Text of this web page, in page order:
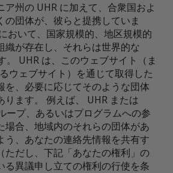
ア州の UHR に加えて、合衆国およ
の団体が、彼らと提携していま
おいて、国家規模的、地区規模的
織が存在し、それらは世界的な
。 UHR は、このウェブサイト（ま
ウェブサイト）を通じて取得した
を、必要に応じてそのような団体
ります。 例えば、 UHR または
ープ、あるいはプログラムへの参
場合、地域内のそれらの団体があ
う、あなたの連絡先情報を共有す
ただし、下記「あなたの権利」の
る異議申し立ての権利の行使を条